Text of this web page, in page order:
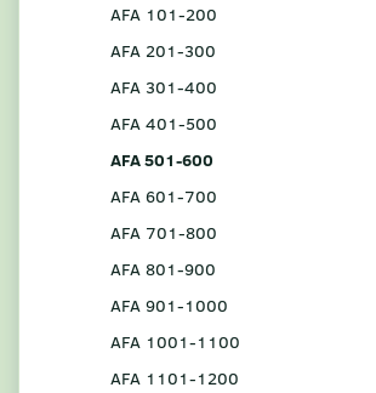
AFA 101-200
AFA 201-300
AFA 301-400
AFA 401-500
AFA 501-600
AFA 601-700
AFA 701-800
AFA 801-900
AFA 901-1000
AFA 1001-1100
AFA 1101-1200